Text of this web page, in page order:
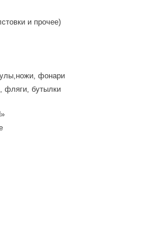
и прочее)
фонари
фляги, бутылки